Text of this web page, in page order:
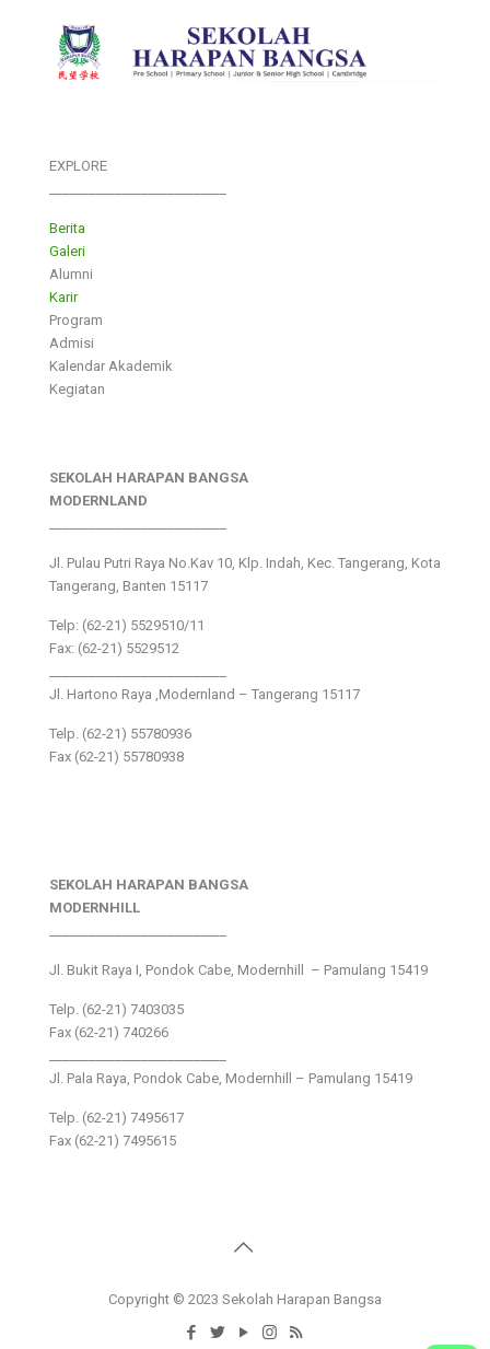
EXPLORE
Berita
Galeri
Alumni
Karir
Program
Admisi
Kalendar Akademik
Kegiatan
SEKOLAH HARAPAN BANGSA
MODERNLAND
Jl. Pulau Putri Raya No.Kav 10, Klp. Indah, Kec. Tangerang, Kota
Tangerang, Banten 15117
Telp: (62-21) 5529510/11
Fax: (62-21) 5529512
Jl. Hartono Raya ,Modernland – Tangerang 15117
Telp. (62-21) 55780936
Fax (62-21) 55780938
SEKOLAH HARAPAN BANGSA
MODERNHILL
Jl. Bukit Raya I, Pondok Cabe, Modernhill – Pamulang 15419
Telp. (62-21) 7403035
Fax (62-21) 740266
Jl. Pala Raya, Pondok Cabe, Modernhill – Pamulang 15419
Telp. (62-21) 7495617
Fax (62-21) 7495615
Copyright © 2023 Sekolah Harapan Bangsa